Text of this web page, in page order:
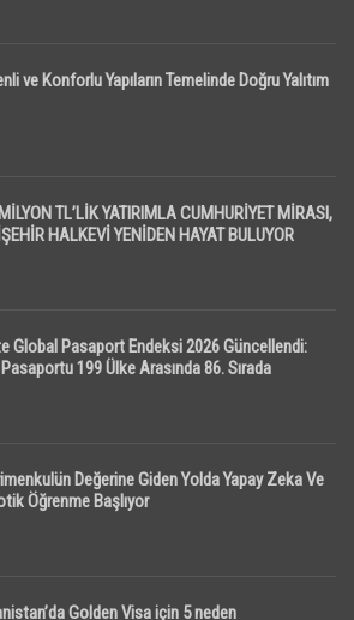
ve Konforlu Yapıların Temelinde Doğru Yalıtım
TL’LİK YATIRIMLA CUMHURİYET MİRASI,
HALKEVİ YENİDEN HAYAT BULUYOR
Global Pasaport Endeksi 2026 Güncellendi:
199 Ülke Arasında 86. Sırada
Değerine Giden Yolda Yapay Zeka Ve
Öğrenme Başlıyor
Golden Visa için 5 neden